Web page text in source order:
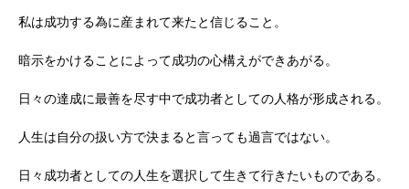
私は成功する為に産まれて来たと信じること。
暗示をかけることによって成功の心構えができあがる。
日々の達成に最善を尽す中で成功者としての人格が形成される。
人生は自分の扱い方で決まると言っても過言ではない。
日々成功者としての人生を選択して生きて行きたいものである。